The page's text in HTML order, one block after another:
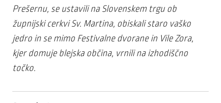
Prešernu, se ustavili na Slovenskem trgu ob
župnijski cerkvi Sv. Martina, obiskali staro vaško
jedro in se mimo Festivalne dvorane in Vile Zora,
kjer domuje blejska občina, vrnili na izhodiščno
točko.